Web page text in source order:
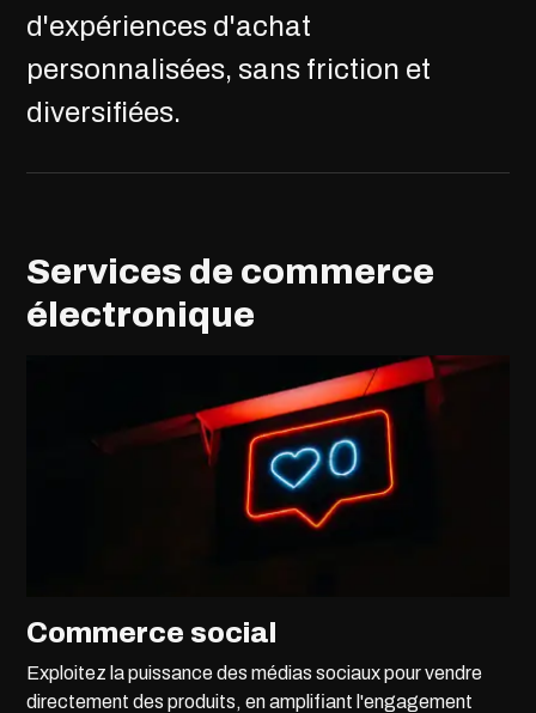
d'expériences d'achat
personnalisées, sans friction et
diversifiées.
Services de commerce
électronique
Commerce social
Exploitez la puissance des médias sociaux pour vendre
directement des produits, en amplifiant l'engagement